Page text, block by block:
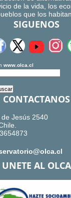
de la vida, los
que los
SIGUENOS
www.olca.cl
CONTACTANOS
Jesús 2540
UNETE AL OLCA